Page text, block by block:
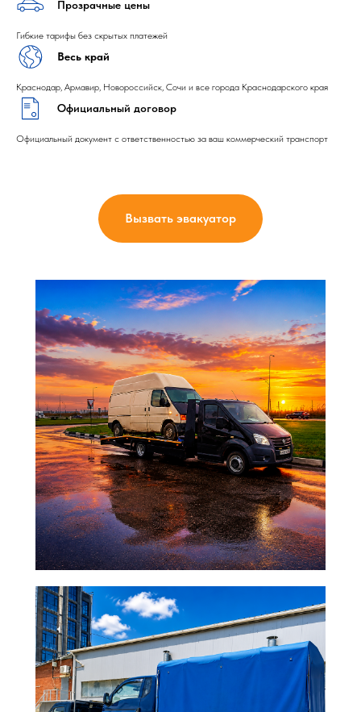
Прозрачные цены
Гибкие тарифы без скрытых платежей
Весь край
Краснодар, Армавир, Новороссийск, Сочи и все города Краснодарского края
Официальный договор
Официальный документ с ответственностью за ваш коммерческий транспорт
Вызвать эвакуатор